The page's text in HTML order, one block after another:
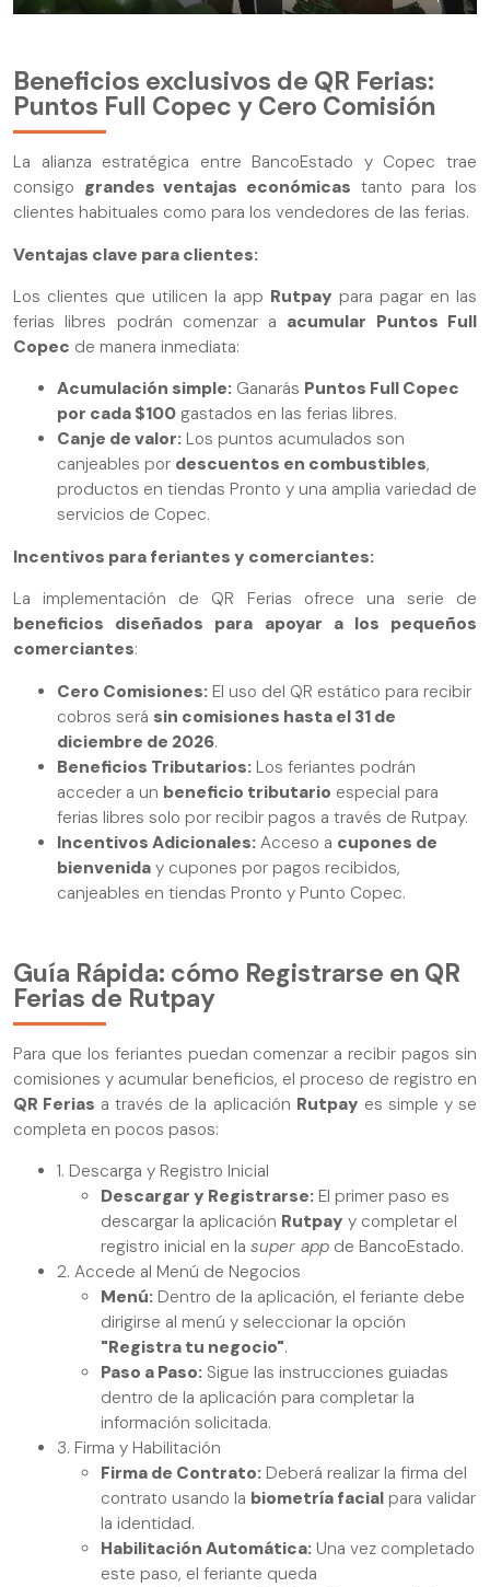
Beneficios exclusivos de QR Ferias:
Puntos Full Copec y Cero Comisión
La alianza estratégica entre BancoEstado y Copec trae
consigo grandes ventajas económicas tanto para los
clientes habituales como para los vendedores de las ferias.
Ventajas clave para clientes:
Los clientes que utilicen la app Rutpay para pagar en las
ferias libres podrán comenzar a acumular Puntos Full
Copec de manera inmediata:
Acumulación simple: Ganarás Puntos Full Copec
por cada $100 gastados en las ferias libres.
Canje de valor: Los puntos acumulados son
canjeables por descuentos en combustibles,
productos en tiendas Pronto y una amplia variedad de
servicios de Copec.
Incentivos para feriantes y comerciantes:
La implementación de QR Ferias ofrece una serie de
beneficios diseñados para apoyar a los pequeños
comerciantes:
Cero Comisiones: El uso del QR estático para recibir
cobros será sin comisiones hasta el 31 de
diciembre de 2026.
Beneficios Tributarios: Los feriantes podrán
acceder a un beneficio tributario especial para
ferias libres solo por recibir pagos a través de Rutpay.
Incentivos Adicionales: Acceso a cupones de
bienvenida y cupones por pagos recibidos,
canjeables en tiendas Pronto y Punto Copec.
Guía Rápida: cómo Registrarse en QR
Ferias de Rutpay
Para que los feriantes puedan comenzar a recibir pagos sin
comisiones y acumular beneficios, el proceso de registro en
QR Ferias a través de la aplicación Rutpay es simple y se
completa en pocos pasos:
1. Descarga y Registro Inicial
Descargar y Registrarse: El primer paso es
descargar la aplicación Rutpay y completar el
registro inicial en la super app de BancoEstado.
2. Accede al Menú de Negocios
Menú: Dentro de la aplicación, el feriante debe
dirigirse al menú y seleccionar la opción
"Registra tu negocio".
Paso a Paso: Sigue las instrucciones guiadas
dentro de la aplicación para completar la
información solicitada.
3. Firma y Habilitación
Firma de Contrato: Deberá realizar la firma del
contrato usando la biometría facial para validar
la identidad.
Habilitación Automática: Una vez completado
este paso, el feriante queda